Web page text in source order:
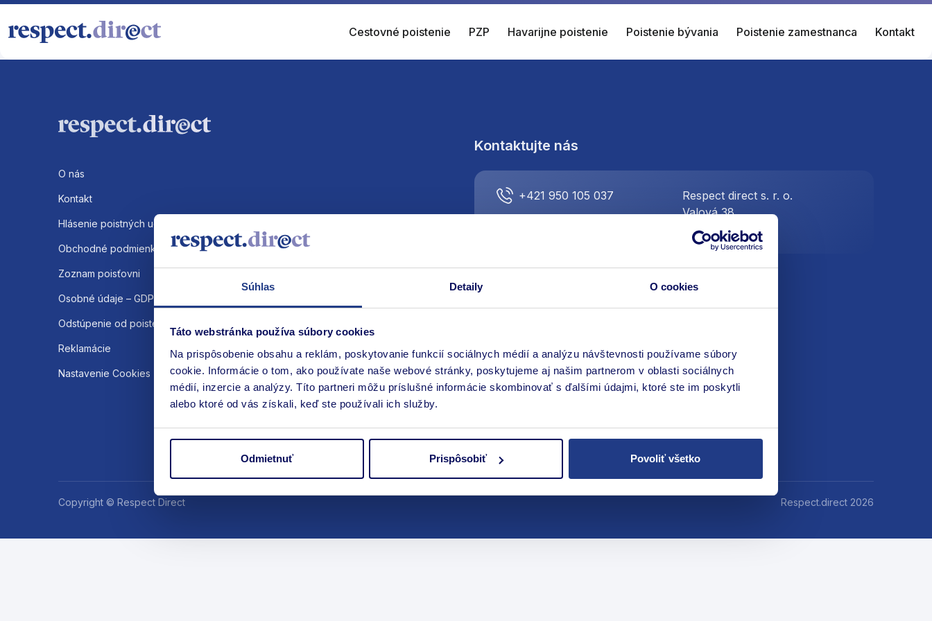
Súhlas Detaily O cookies
Táto webstránka používa súbory cookies
Na prispôsobenie obsahu a reklám, poskytovanie funkcií sociálnych médií a analýzu návštevnosti používame súbory
cookie. Informácie o tom, ako používate naše webové stránky, poskytujeme aj našim partnerom v oblasti sociálnych
médií, inzercie a analýzy. Títo partneri môžu príslušné informácie skombinovať s ďalšími údajmi, ktoré ste im poskytli
alebo ktoré od vás získali, keď ste používali ich služby.
Odmietnuť Prispôsobiť Povoliť všetko
Cestovné poistenie PZP Havarijne poistenie Poistenie bývania Poistenie zamestnanca Kontakt
O nás
Kontakt
Hlásenie poistných udalosti
Obchodné podmienky
Zoznam poisťovni
Osobné údaje – GDPR
Odstúpenie od poistenia
Reklamácie
Nastavenie Cookies
Kontaktujte nás
+421 950 105 037
Respect direct s. r. o.
Valová 38
Piešťany 921 01
Copyright © Respect Direct Respect.direct 2026